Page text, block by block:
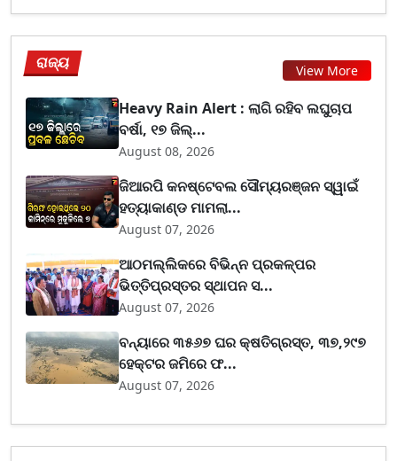
ରାଜ୍ୟ View More
Heavy Rain Alert : ଲାଗି ରହିବ ଲଘୁଚାପ
ବର୍ଷା, ୧୭ ଜିଲ୍...
August 08, 2026
ଜିଆରପି କନଷ୍ଟେବଲ ସୌମ୍ୟରଞ୍ଜନ ସ୍ୱାଇଁ
ହତ୍ୟାକାଣ୍ଡ ମାମଲା...
August 07, 2026
ଆଠମଲ୍ଲିକରେ ବିଭିନ୍ନ ପ୍ରକଳ୍ପର
ଭିତ୍ତିପ୍ରସ୍ତର ସ୍ଥାପନ ସ...
August 07, 2026
ବନ୍ୟାରେ ୩୫୬୭ ଘର କ୍ଷତିଗ୍ରସ୍ତ, ୩୭,୨୯୭
ହେକ୍ଟର ଜମିରେ ଫ...
August 07, 2026